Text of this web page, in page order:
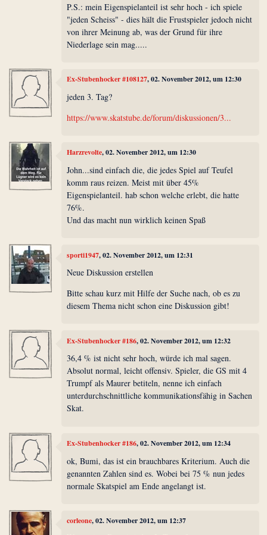
P.S.: mein Eigenspielanteil ist sehr hoch - ich spiele
"jeden Scheiss" - dies hält die Frustspieler jedoch nicht
von ihrer Meinung ab, was der Grund für ihre
Niederlage sein mag.....
Ex-Stubenhocker #108127, 02. November 2012, um 12:30
jeden 3. Tag?
https://www.skatstube.de/forum/diskussionen/3...
Harzrevolte, 02. November 2012, um 12:30
John...sind einfach die, die jedes Spiel auf Teufel
komm raus reizen. Meist mit über 45%
Eigenspielanteil. hab schon welche erlebt, die hatte
76%.
Und das macht nun wirklich keinen Spaß
sporti1947, 02. November 2012, um 12:31
Neue Diskussion erstellen
Bitte schau kurz mit Hilfe der Suche nach, ob es zu
diesem Thema nicht schon eine Diskussion gibt!
Ex-Stubenhocker #186, 02. November 2012, um 12:32
36,4 % ist nicht sehr hoch, würde ich mal sagen.
Absolut normal, leicht offensiv. Spieler, die GS mit 4
Trumpf als Maurer betiteln, nenne ich einfach
unterdurchschnittliche kommunikationsfähig in Sachen
Skat.
Ex-Stubenhocker #186, 02. November 2012, um 12:34
ok, Bumi, das ist ein brauchbares Kriterium. Auch die
genannten Zahlen sind es. Wobei bei 75 % nun jedes
normale Skatspiel am Ende angelangt ist.
corleone, 02. November 2012, um 12:37